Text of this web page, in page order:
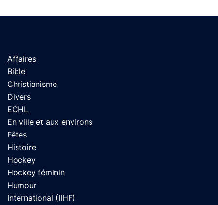
Affaires
Bible
Christianisme
Divers
ECHL
En ville et aux environs
Fêtes
Histoire
Hockey
Hockey féminin
Humour
International (IIHF)